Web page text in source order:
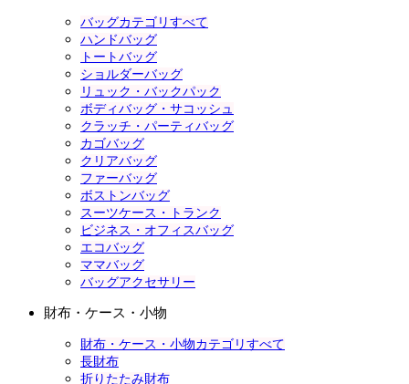
バッグカテゴリすべて
ハンドバッグ
トートバッグ
ショルダーバッグ
リュック・バックパック
ボディバッグ・サコッシュ
クラッチ・パーティバッグ
カゴバッグ
クリアバッグ
ファーバッグ
ボストンバッグ
スーツケース・トランク
ビジネス・オフィスバッグ
エコバッグ
ママバッグ
バッグアクセサリー
財布・ケース・小物
財布・ケース・小物カテゴリすべて
長財布
折りたたみ財布